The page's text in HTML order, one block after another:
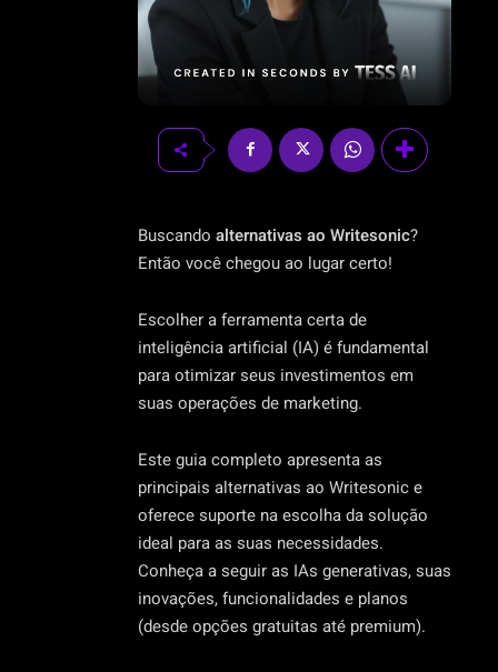
Buscando alternativas ao Writesonic?
Então você chegou ao lugar certo!
Escolher a ferramenta certa de
inteligência artificial (IA) é fundamental
para otimizar seus investimentos em
suas operações de marketing.
Este guia completo apresenta as
principais alternativas ao Writesonic e
oferece suporte na escolha da solução
ideal para as suas necessidades.
Conheça a seguir as IAs generativas, suas
inovações, funcionalidades e planos
(desde opções gratuitas até premium).